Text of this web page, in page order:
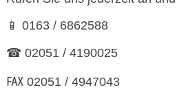
📱 0163 / 6862588
☎ 02051 / 4190025
℻ 02051 / 4947043